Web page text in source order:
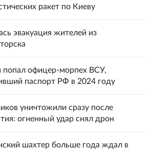
ракет по Киеву
эвакуация жителей из
попал офицер-морпех ВСУ,
паспорт РФ в 2024 году
уничтожили сразу после
огненный удар снял дрон
шахтер больше года ждал в